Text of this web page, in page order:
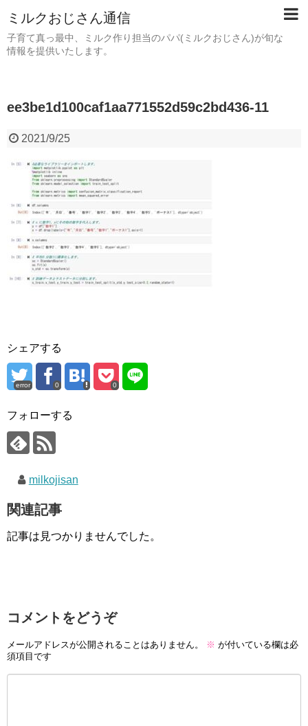
ミルクおじさん通信
子育て真っ最中、ミルク作り担当のパパ(ミルクおじさん)が旬な
情報を提供いたします。
ee3be1d100caf1aa771552d59c2bd436-11
2021/9/25
シェアする
error 0 0
フォローする
milkojisan
関連記事
記事は見つかりませんでした。
コメントをどうぞ
メールアドレスが公開されることはありません。 ※ が付いている欄は必
須項目です